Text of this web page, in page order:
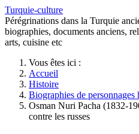
Turquie-culture
Pérégrinations dans la Turquie
biographies, documents anciens,
arts, cuisine etc
Vous êtes ici :
Accueil
Histoire
Biographies de personnages
Osman Nuri Pacha (1832-
contre les russes